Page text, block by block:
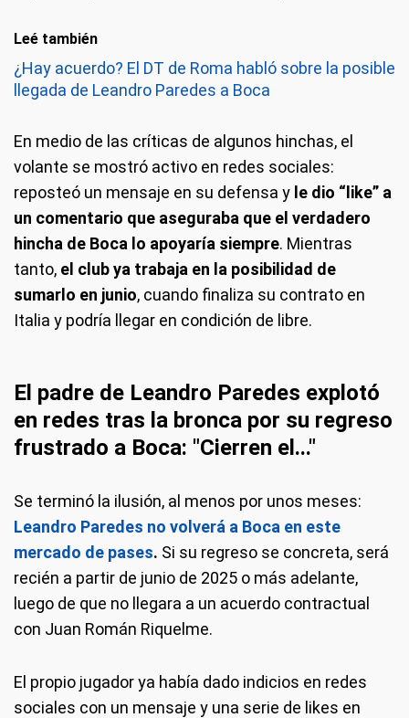
Leé también
¿Hay acuerdo? El DT de Roma habló sobre la posible
llegada de Leandro Paredes a Boca
En medio de las críticas de algunos hinchas, el
volante se mostró activo en redes sociales:
reposteó un mensaje en su defensa y le dio “like” a
un comentario que aseguraba que el verdadero
hincha de Boca lo apoyaría siempre. Mientras
tanto, el club ya trabaja en la posibilidad de
sumarlo en junio, cuando finaliza su contrato en
Italia y podría llegar en condición de libre.
El padre de Leandro Paredes explotó
en redes tras la bronca por su regreso
frustrado a Boca: "Cierren el..."
Se terminó la ilusión, al menos por unos meses:
Leandro Paredes no volverá a Boca en este
mercado de pases. Si su regreso se concreta, será
recién a partir de junio de 2025 o más adelante,
luego de que no llegara a un acuerdo contractual
con Juan Román Riquelme.
El propio jugador ya había dado indicios en redes
sociales con un mensaje y una serie de likes en